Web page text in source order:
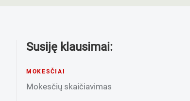
Susiję klausimai:
MOKESČIAI
Mokesčių skaičiavimas